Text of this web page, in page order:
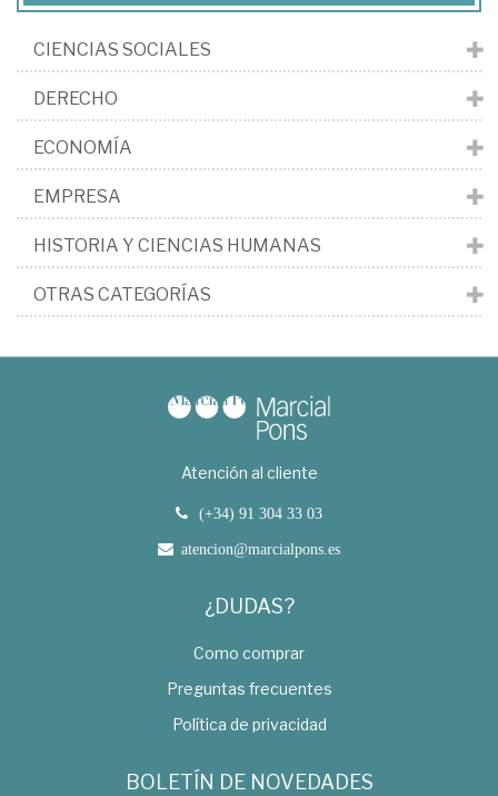
CIENCIAS SOCIALES
DERECHO
ECONOMÍA
EMPRESA
HISTORIA Y CIENCIAS HUMANAS
OTRAS CATEGORÍAS
Atención al cliente
(+34) 91 304 33 03
atencion@marcialpons.es
¿DUDAS?
Como comprar
Preguntas frecuentes
Política de privacidad
BOLETÍN DE NOVEDADES